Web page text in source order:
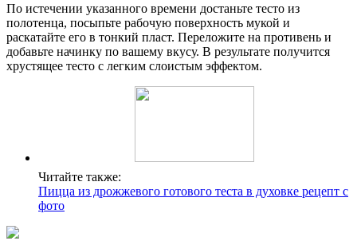
По истечении указанного времени достаньте тесто из
полотенца, посыпьте рабочую поверхность мукой и
раскатайте его в тонкий пласт. Переложите на противень и
добавьте начинку по вашему вкусу. В результате получится
хрустящее тесто с легким слоистым эффектом.
Читайте также:
Пицца из дрожжевого готового теста в духовке рецепт с
фото